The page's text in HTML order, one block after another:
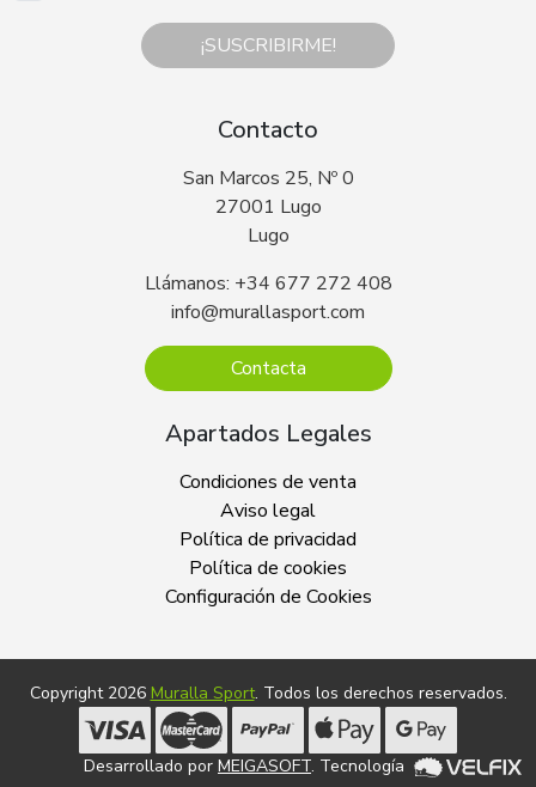
¡SUSCRIBIRME!
Contacto
San Marcos 25, Nº 0
27001 Lugo
Lugo
Llámanos: +34 677 272 408
info@murallasport.com
Contacta
Apartados Legales
Condiciones de venta
Aviso legal
Política de privacidad
Política de cookies
Configuración de Cookies
Copyright 2026 Muralla Sport. Todos los derechos reservados.
Desarrollado por MEIGASOFT. Tecnología